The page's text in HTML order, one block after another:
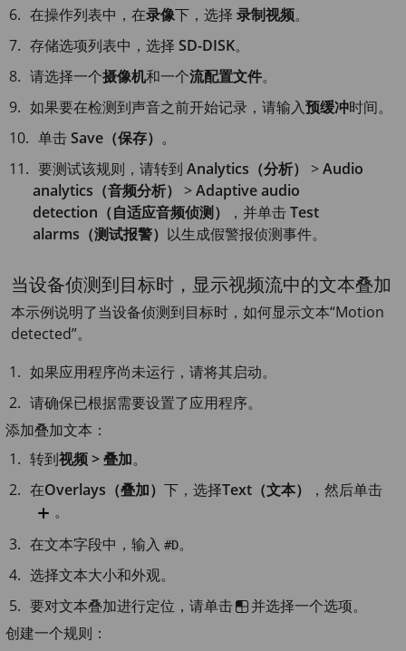
在操作列表中，在录像下，选择录制视频。
存储选项列表中，选择SD-DISK。
请选择一个摄像机和一个流配置文件。
如果要在检测到声音之前开始记录，请输入预缓冲时间。
单击Save（保存） 。
要测试该规则，请转到Analytics（分析） >Audio
analytics（音频分析） >Adaptive audio
detection（自适应音频侦测）
，并单击Test
alarms（测试报警） 以生成假警报侦测事件。
当设备侦测到目标时，显示视频流中的文本叠加
本示例说明了当设备侦测到目标时，如何显示文本“Motion
detected”。
如果应用程序尚未运行，请将其启动。
请确保已根据需要设置了应用程序。
添加叠加文本：
转到视频 > 叠加。
在Overlays（叠加）下，选择Text（文本）
，然后单击
。
在文本字段中，输入#D。
选择文本大小和外观。
要对文本叠加进行定位，请单击
并选择一个选项。
创建一个规则：